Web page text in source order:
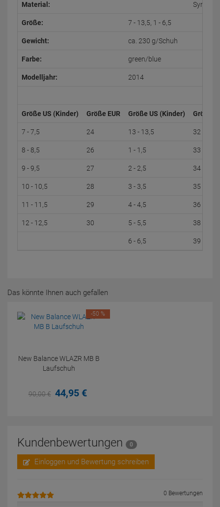
Material:
Größe: 7 - 13,5, 1 - 6,5
Gewicht: ca. 230 g/Schuh
Farbe: green/blue
Modelljahr: 2014
Größe US (Kinder) Größe EUR Größe US (Kinder) Größe
7 - 7,5 24 13 - 13,5 32
8 - 8,5 26 1 - 1,5 33
9 - 9,5 27 2 - 2,5 34
10 - 10,5 28 3 - 3,5 35
11 - 11,5 29 4 - 4,5 36
12 - 12,5 30 5 - 5,5 38
6 - 6,5 39
Das könnte Ihnen auch gefallen
New Balance WLAZR MB B
Laufschuh
90,00€ 44,95 €
-50 %
Kundenbewertungen 0
Einloggen und Bewertung schreiben
0 Bewertungen